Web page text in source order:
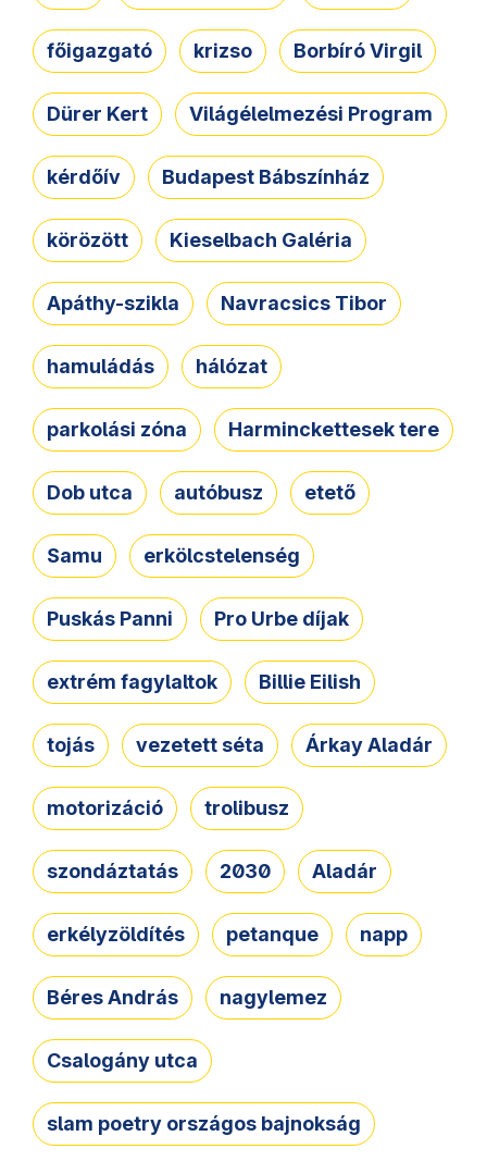
főigazgató krizso Borbíró Virgil
Dürer Kert Világélelmezési Program
kérdőív Budapest Bábszínház
körözött Kieselbach Galéria
Apáthy-szikla Navracsics Tibor
hamuládás hálózat
parkolási zóna Harminckettesek tere
Dob utca autóbusz etető
Samu erkölcstelenség
Puskás Panni Pro Urbe díjak
extrém fagylaltok Billie Eilish
tojás vezetett séta Árkay Aladár
motorizáció trolibusz
szondáztatás 2030 Aladár
erkélyzöldítés petanque napp
Béres András nagylemez
Csalogány utca
slam poetry országos bajnokság